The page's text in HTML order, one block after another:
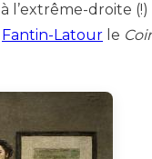
l’extrême-droite
Fantin-Latour le